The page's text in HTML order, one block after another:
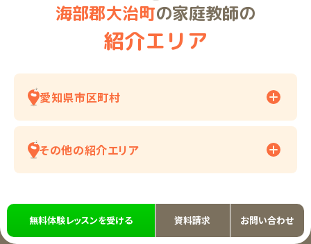
海部郡大治町の家庭教師の
紹介エリア
愛知県市区町村
その他の紹介エリア
無料体験レッスンを受ける 資料請求 お問い合わせ